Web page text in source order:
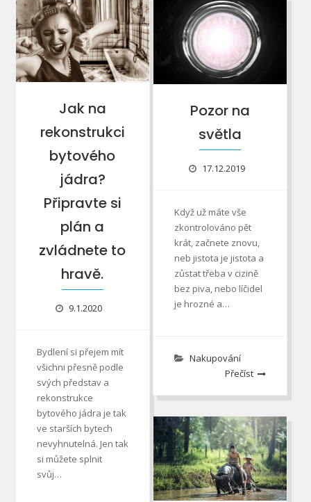
Jak na
rekonstrukci
bytového
jádra?
Připravte si
plán a
zvládnete to
hravě.
9.1.2020
Bydlení si přejem mít
všichni přesně podle
svých představ a
rekonstrukce
bytového jádra je tak
ve starších bytech
nevyhnutelná. Jen tak
si můžete splnit
svůj…
Pozor na
světla
17.12.2019
Když už máte vše
zkontrolováno pět
krát, začnete znovu,
neb jistota je jistota a
zůstat třeba v cizině
bez piva, nebo líčidel
je hrozné a…
Nakupování
Přečíst